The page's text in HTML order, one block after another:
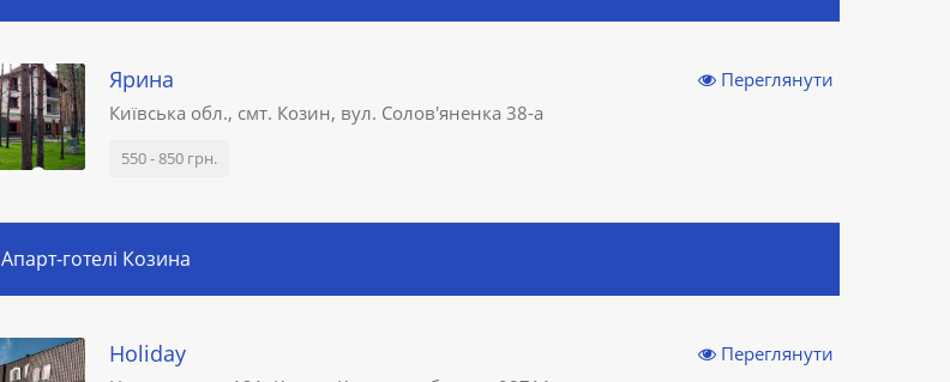
Ярина
Київська обл., смт. Козин, вул. Солов'яненка 38-а
550 - 850 грн.
Переглянути
Апарт-готелі Козина
Holiday Переглянути